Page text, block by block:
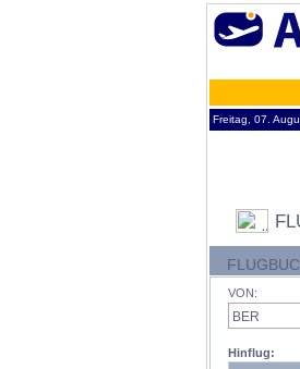
Freitag, 07.
VON:
Hinflug: